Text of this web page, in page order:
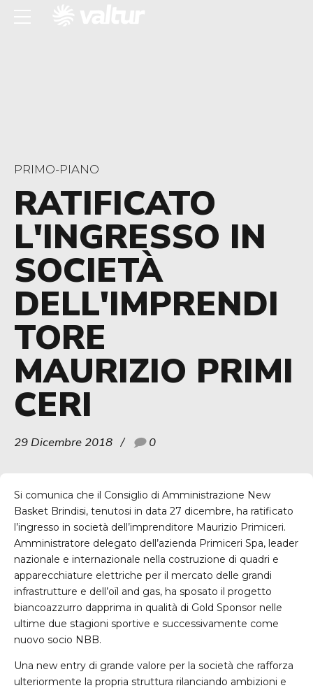
PRIMO-PIANO
RATIFICATO
L'INGRESSO IN
SOCIETÀ
DELL'IMPRENDI
TORE
MAURIZIO PRIMI
CERI
29 Dicembre 2018 0
Si comunica che il Consiglio di Amministrazione New
Basket Brindisi, tenutosi in data 27 dicembre, ha ratificato
l’ingresso in società dell’imprenditore Maurizio Primiceri.
Amministratore delegato dell’azienda Primiceri Spa, leader
nazionale e internazionale nella costruzione di quadri e
apparecchiature elettriche per il mercato delle grandi
infrastrutture e dell’oïl and gas, ha sposato il progetto
biancoazzurro dapprima in qualità di Gold Sponsor nelle
ultime due stagioni sportive e successivamente come
nuovo socio NBB.
Una new entry di grande valore per la società che rafforza
ulteriormente la propria struttura rilanciando ambizioni e